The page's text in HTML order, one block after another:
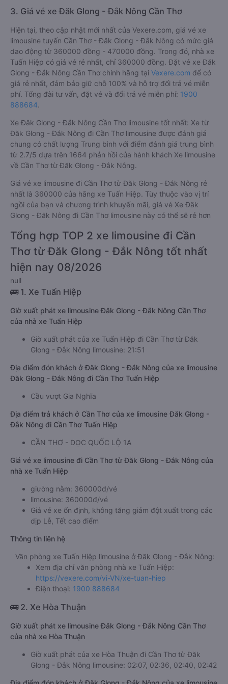
3. Giá vé xe Đăk Glong - Đắk Nông Cần Thơ
Hiện tại, theo cập nhật mới nhất của Vexere.com, giá vé xe
limousine tuyến Cần Thơ - Đăk Glong - Đắk Nông có mức giá
dao động từ 360000 đồng - 470000 đồng. Trong đó, nhà xe
Tuấn Hiệp có giá vé rẻ nhất, chỉ 360000 đồng. Đặt vé xe Đăk
Glong - Đắk Nông Cần Thơ chính hãng tại Vexere.com để có
giá rẻ nhất, đảm bảo giữ chỗ 100% và hỗ trợ đổi trả vé miễn
phí. Tổng đài tư vấn, đặt vé và đổi trả vé miễn phí: 1900
888684.
Xe Đăk Glong - Đắk Nông Cần Thơ limousine tốt nhất: Xe từ
Đăk Glong - Đắk Nông đi Cần Thơ limousine được đánh giá
chung có chất lượng Trung bình với điểm đánh giá trung bình
từ 2.7/5 dựa trên 1664 phản hồi của hành khách Xe limousine
về Cần Thơ từ Đăk Glong - Đắk Nông.
Giá vé xe limousine đi Cần Thơ từ Đăk Glong - Đắk Nông rẻ
nhất là 360000 của hãng xe Tuấn Hiệp. Tùy thuộc vào vị trí
ngồi của bạn và chương trình khuyến mãi, giá vé Xe Đăk
Glong - Đắk Nông đi Cần Thơ limousine này có thể sẽ rẻ hơn
Tổng hợp TOP 2 xe limousine đi Cần
Thơ từ Đăk Glong - Đắk Nông tốt nhất
hiện nay 08/2026
null
🚌 1. Xe Tuấn Hiệp
Giờ xuất phát xe limousine Đăk Glong - Đắk Nông Cần Thơ
của nhà xe Tuấn Hiệp
Giờ xuất phát của xe Tuấn Hiệp đi Cần Thơ từ Đăk
Glong - Đắk Nông limousine: 21:51
Địa điểm đón khách ở Đăk Glong - Đắk Nông của xe limousine
Đăk Glong - Đắk Nông đi Cần Thơ Tuấn Hiệp
Cầu vượt Gia Nghĩa
Địa điểm trả khách ở Cần Thơ của xe limousine Đăk Glong -
Đắk Nông đi Cần Thơ Tuấn Hiệp
CẦN THƠ - DỌC QUỐC LỘ 1A
Giá vé xe limousine đi Cần Thơ từ Đăk Glong - Đắk Nông của
nhà xe Tuấn Hiệp
giường nằm: 360000đ/vé
limousine: 360000đ/vé
Giá vé xe ổn định, không tăng giảm đột xuất trong các
dịp Lễ, Tết cao điểm
Thông tin liên hệ
Văn phòng xe Tuấn Hiệp limousine ở Đăk Glong - Đắk Nông:
Xem địa chỉ văn phòng nhà xe Tuấn Hiệp:
https://vexere.com/vi-VN/xe-tuan-hiep
Điện thoại: 1900 888684
🚌 2. Xe Hòa Thuận
Giờ xuất phát xe limousine Đăk Glong - Đắk Nông Cần Thơ
của nhà xe Hòa Thuận
Giờ xuất phát của xe Hòa Thuận đi Cần Thơ từ Đăk
Glong - Đắk Nông limousine: 02:07, 02:36, 02:40, 02:42